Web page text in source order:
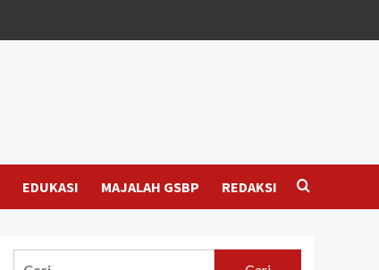
EDUKASI MAJALAH GSBP REDAKSI